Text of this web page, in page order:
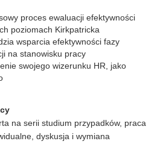
proces ewaluacji efektywności
poziomach Kirkpatricka
wsparcia efektywności fazy
na stanowisku pracy
swojego wizerunku HR, jako
na serii studium przypadków, praca
dyskusja i wymiana